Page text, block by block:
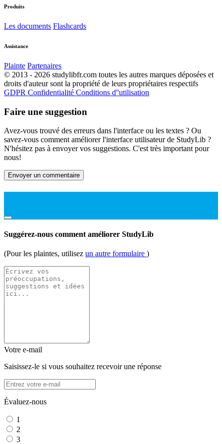
Produits
Les documents Flashcards
Assistance
Plainte Partenaires
© 2013 - 2026 studylibfr.com toutes les autres marques déposées et
droits d'auteur sont la propriété de leurs propriétaires respectifs
GDPR Confidentialité Conditions d''utilisation
Faire une suggestion
Avez-vous trouvé des erreurs dans l'interface ou les textes ? Ou
savez-vous comment améliorer l'interface utilisateur de StudyLib ?
N'hésitez pas à envoyer vos suggestions. C'est très important pour
nous!
Envoyer un commentaire
Suggérez-nous comment améliorer StudyLib
(Pour les plaintes, utilisez un autre formulaire )
Votre e-mail
Saisissez-le si vous souhaitez recevoir une réponse
Évaluez-nous
1
2
3